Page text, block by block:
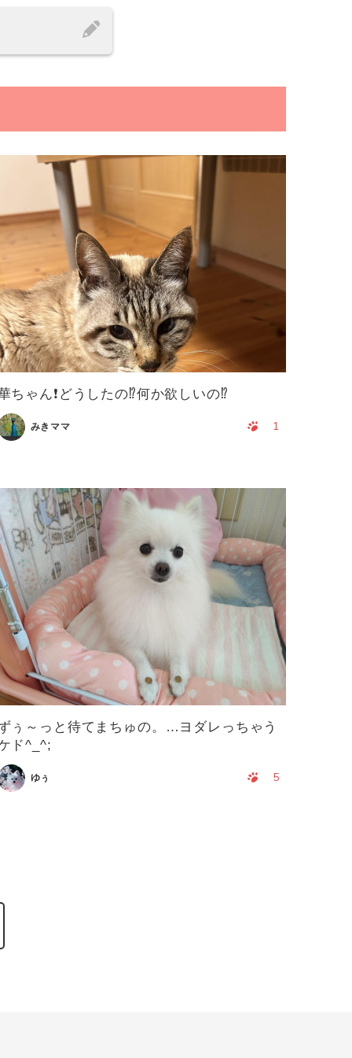
ちゃん❗️どうしたの⁉️何か欲しいの⁉️
みきママ 1
ぅ～っと待てまちゅの。…ヨダレっちゃう
ド^_^;
ゆぅ 5